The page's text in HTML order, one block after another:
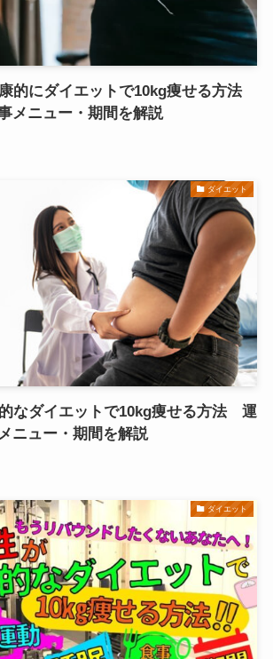
康的にダイエットで10kg痩せる方法
メニュー・期間を解説
ダイエット
なダイエットで10kg痩せる方法 運
ニュー・期間を解説
ダイエット